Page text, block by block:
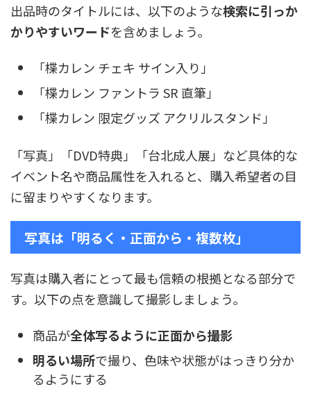
出品時のタイトルには、以下のような検索に引っか
かりやすいワードを含めましょう。
「楪カレン チェキ サイン入り」
「楪カレン ファントラ SR 直筆」
「楪カレン 限定グッズ アクリルスタンド」
「写真」「DVD特典」「台北成人展」など具体的な
イベント名や商品属性を入れると、購入希望者の目
に留まりやすくなります。
写真は「明るく・正面から・複数枚」
写真は購入者にとって最も信頼の根拠となる部分で
す。以下の点を意識して撮影しましょう。
商品が全体写るように正面から撮影
明るい場所で撮り、色味や状態がはっきり分か
るようにする